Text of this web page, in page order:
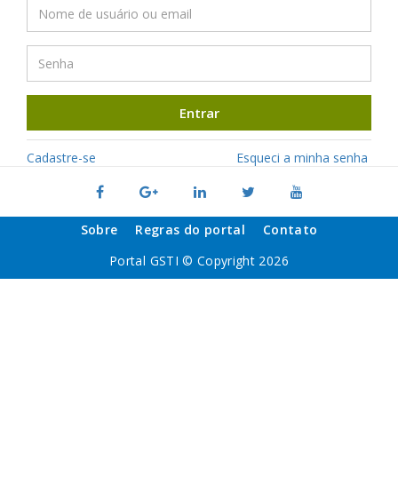
Entrar
Cadastre-se Esqueci a minha senha
Sobre Regras do portal
Contato
Portal GSTI © Copyright 2026